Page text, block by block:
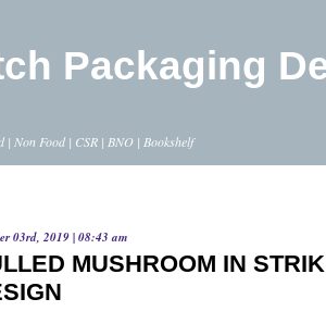
Packaging
| Non Food | CSR | BNO | Bookshelf
03rd, 2019 | 08:43 am
MUSHROOM IN